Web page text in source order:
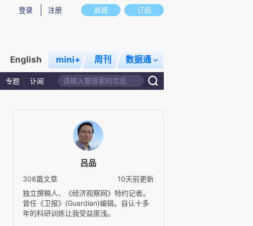
商城 订阅
登录 注册
English mini+ 周刊 数据通
专题 讣闻
吕品
308篇文章
10天前更新
独立撰稿人、《经济观察网》特约记者。
曾任《卫报》(Guardian)编辑。自认十多
年的科研训练让我受益匪浅。